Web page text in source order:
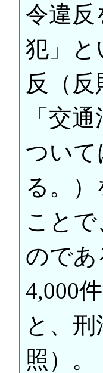
令違反
犯」と
反（
「交
ついて
る。
こと
のであ
4,000
と、
照）。